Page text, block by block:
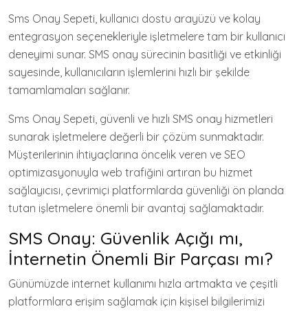
Sms Onay Sepeti, kullanıcı dostu arayüzü ve kolay
entegrasyon seçenekleriyle işletmelere tam bir kullanıcı
deneyimi sunar. SMS onay sürecinin basitliği ve etkinliği
sayesinde, kullanıcıların işlemlerini hızlı bir şekilde
tamamlamaları sağlanır.
Sms Onay Sepeti, güvenli ve hızlı SMS onay hizmetleri
sunarak işletmelere değerli bir çözüm sunmaktadır.
Müşterilerinin ihtiyaçlarına öncelik veren ve SEO
optimizasyonuyla web trafiğini artıran bu hizmet
sağlayıcısı, çevrimiçi platformlarda güvenliği ön planda
tutan işletmelere önemli bir avantaj sağlamaktadır.
SMS Onay: Güvenlik Açığı mı,
İnternetin Önemli Bir Parçası mı?
Günümüzde internet kullanımı hızla artmakta ve çeşitli
platformlara erişim sağlamak için kişisel bilgilerimizi